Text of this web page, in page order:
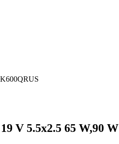
V 5.5x2.5 65 W,90 W